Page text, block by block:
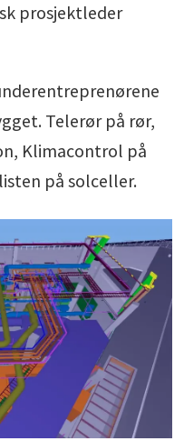
prosjektleder
Telerør på rør,
Klimacontrol på
på solceller.